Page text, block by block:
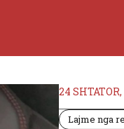
24 SHTATOR,
Lajme nga